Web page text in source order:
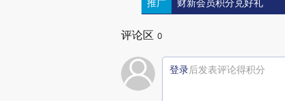
推广 财新会员积分兑好礼
评论区 0
登录后发表评论得积分